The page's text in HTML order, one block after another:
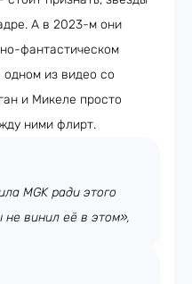
А в 2023-м они
фантастическом
одном из видео со
и Микеле просто
ними флирт.
MGK ради этого
не винил её в этом»,